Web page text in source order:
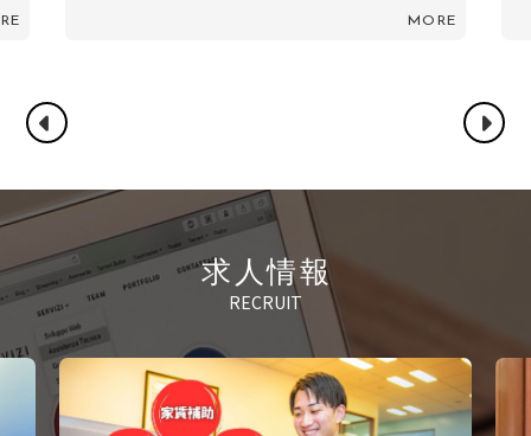
MORE
求人情報
RECRUIT